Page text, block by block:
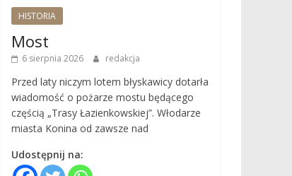
HISTORIA
Most
6 sierpnia 2026 redakcja
Przed laty niczym lotem błyskawicy dotarła
wiadomość o pożarze mostu będącego
częścią „Trasy Łazienkowskiej”. Włodarze
miasta Konina od zawsze nad
Udostępnij na: